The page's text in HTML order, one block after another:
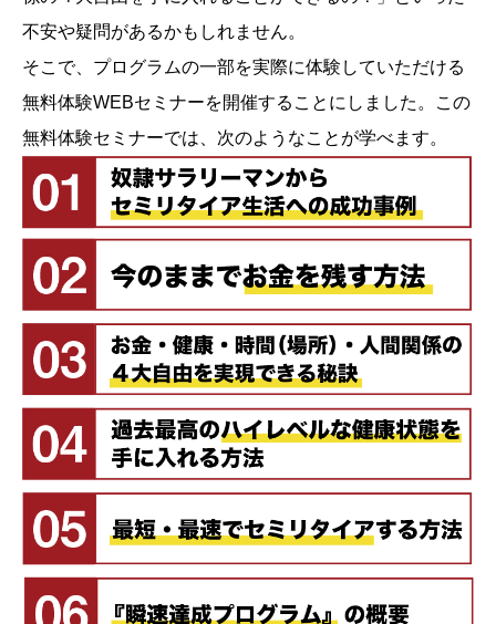
不安や疑問があるかもしれません。
そこで、プログラムの一部を実際に体験していただける
無料体験WEBセミナーを開催することにしました。この
無料体験セミナーでは、次のようなことが学べます。